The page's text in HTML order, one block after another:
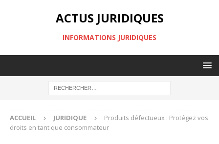
ACTUS JURIDIQUES
INFORMATIONS JURIDIQUES
ACCUEIL JURIDIQUE
Produits défectueux : Protégez vos
droits en tant que consommateur